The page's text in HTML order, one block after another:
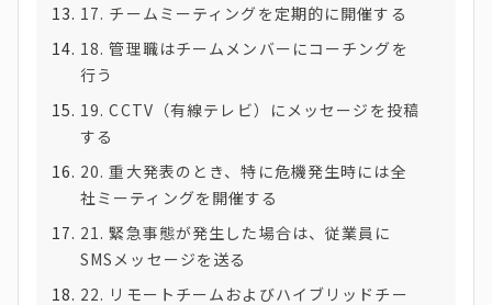
17. チームミーティングを定期的に開催する
18. 管理職はチームメンバーにコーチングを
行う
19. CCTV（有線テレビ）にメッセージを投稿
する
20. 重大発表のとき、特に危機発生時には全
社ミーティングを開催する
21. 緊急事態が発生した場合は、従業員に
SMSメッセージを送る
22. リモートチームおよびハイブリッドチー